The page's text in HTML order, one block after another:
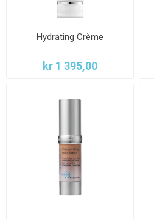
Hydrating Crème
kr 1 395,00